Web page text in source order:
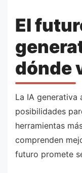
El
dónde
La IA generativa
posibilidades
herramientas
comprenden
futuro promete